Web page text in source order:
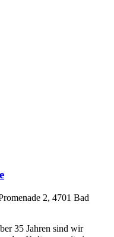
2, 4701 Bad
35 Jahren sind wir